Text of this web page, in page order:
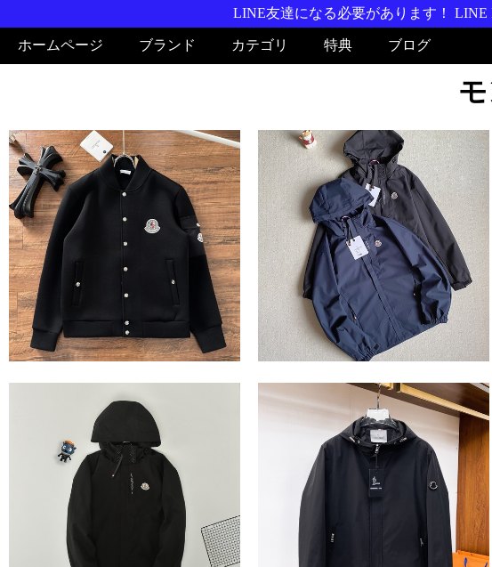
LINE友達になる必要があります！ LINE
ホームページ ブランド カテゴリ 特典 ブログ